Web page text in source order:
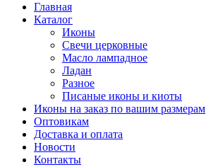
Главная
Каталог
Иконы
Свечи церковные
Масло лампадное
Ладан
Разное
Писаные иконы и киоты
Иконы на заказ по вашим размерам
Оптовикам
Доставка и оплата
Новости
Контакты